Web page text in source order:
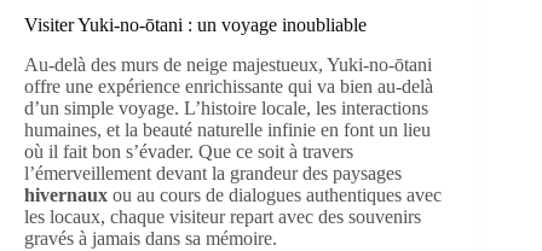
Visiter Yuki-no-ōtani : un voyage inoubliable
Au-delà des murs de neige majestueux, Yuki-no-ōtani
offre une expérience enrichissante qui va bien au-delà
d’un simple voyage. L’histoire locale, les interactions
humaines, et la beauté naturelle infinie en font un lieu
où il fait bon s’évader. Que ce soit à travers
l’émerveillement devant la grandeur des paysages
hivernaux ou au cours de dialogues authentiques avec
les locaux, chaque visiteur repart avec des souvenirs
gravés à jamais dans sa mémoire.